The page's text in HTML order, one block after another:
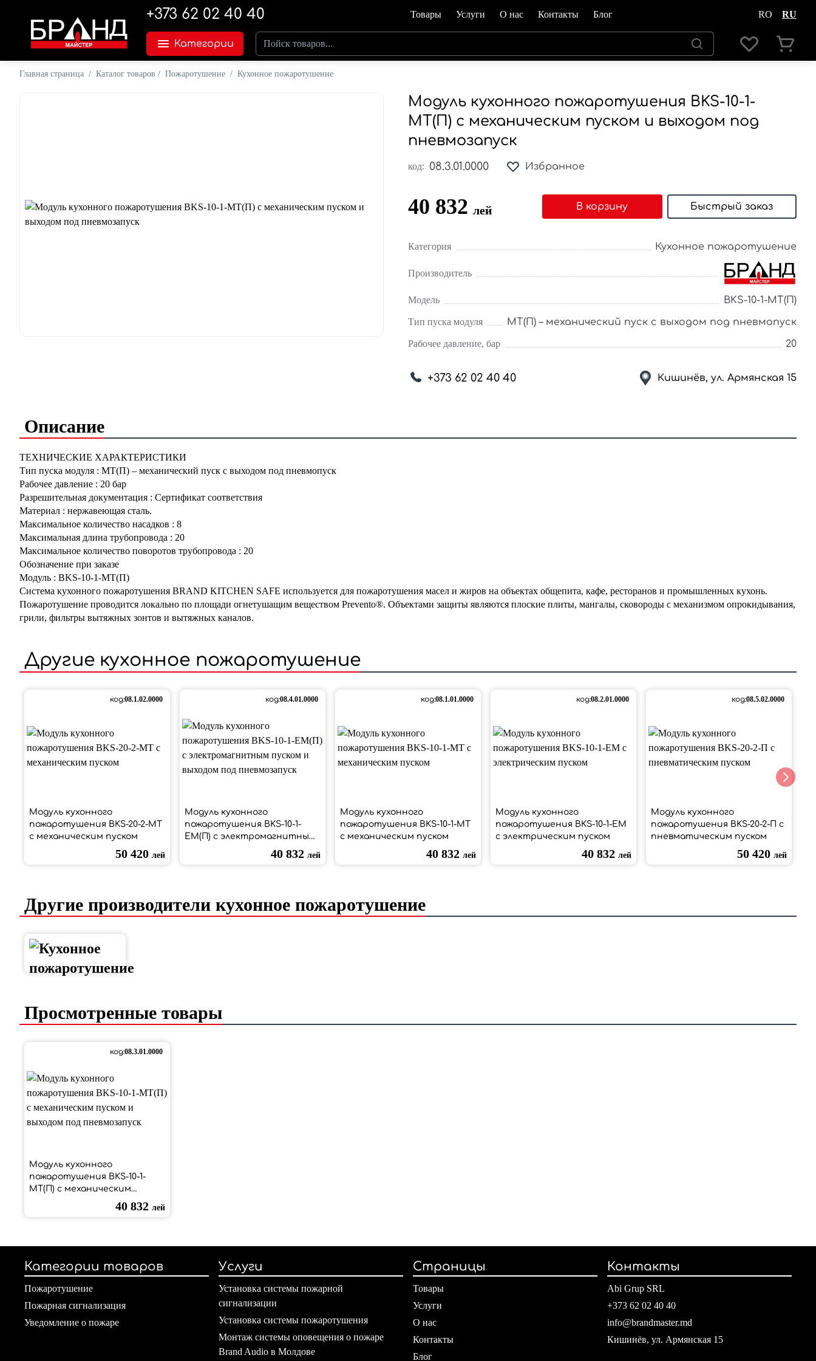
+373 62 02 40 40 Товары Услуги О нас Контакты Блог RO RU
Категории
Главная страница / Каталог товаров / Пожаротушение / Кухонное пожаротушение
Модуль кухонного пожаротушения BKS-10-1-
МТ(П) с механическим пуском и выходом под
пневмозапуск
код: 08.3.01.0000 Избранное
40 832 лей В корзину Быстрый заказ
Категория Кухонное пожаротушение
Производитель
Модель BKS-10-1-МТ(П)
Тип пуска модуля МТ(П) – механический пуск с выходом под пневмопуск
Рабочее давление, бар 20
+373 62 02 40 40 Кишинёв, ул. Армянская 15
Описание
ТЕХНИЧЕСКИЕ ХАРАКТЕРИСТИКИ
Тип пуска модуля : МТ(П) – механический пуск с выходом под пневмопуск
Рабочее давление : 20 бар
Разрешительная документация : Сертификат соответствия
Материал : нержавеющая сталь.
Максимальное количество насадков : 8
Максимальная длина трубопровода : 20
Максимальное количество поворотов трубопровода : 20
Обозначение при заказе
Модуль : BKS-10-1-МТ(П)
Система кухонного пожаротушения BRAND KITCHEN SAFE используется для пожаротушения масел и жиров на объектах общепита, кафе, ресторанов и промышленных кухонь.
Пожаротушение проводится локально по площади огнетушащим веществом Prevento®. Объектами защиты являются плоские плиты, мангалы, сковороды с механизмом опрокидывания,
грили, фильтры вытяжных зонтов и вытяжных каналов.
Другие кухонное пожаротушение
код:08.1.02.0000
Модуль кухонного
пожаротушения BKS-20-2-МТ
с механическим пуском
50 420 лей
код:08.4.01.0000
Модуль кухонного
пожаротушения BKS-10-1-
ЕМ(П) с электромагнитным
пуском и выходом под40 832 лей
код:08.1.01.0000
Модуль кухонного
пожаротушения BKS-10-1-МТ
с механическим пуском
40 832 лей
код:08.2.01.0000
Модуль кухонного
пожаротушения BKS-10-1-ЕМ
с электрическим пуском
40 832 лей
код:08.5.02.0000
Модуль кухонного
пожаротушения BKS-20-2-П с
пневматическим пуском
50 420 лей
Другие производители кухонное пожаротушение
Просмотренные товары
код:08.3.01.0000
Модуль кухонного
пожаротушения BKS-10-1-
МТ(П) с механическим
пуском и выходом под40 832 лей
Категории товаров
Пожаротушение
Пожарная сигнализация
Уведомление о пожаре
Услуги
Установка системы пожарной
сигнализации
Установка системы пожаротушения
Монтаж системы оповещения о пожаре
Brand Audio в Молдове
Страницы
Товары
Услуги
О нас
Контакты
Блог
Контакты
Abi Grup SRL
+373 62 02 40 40
info@brandmaster.md
Кишинёв, ул. Армянская 15